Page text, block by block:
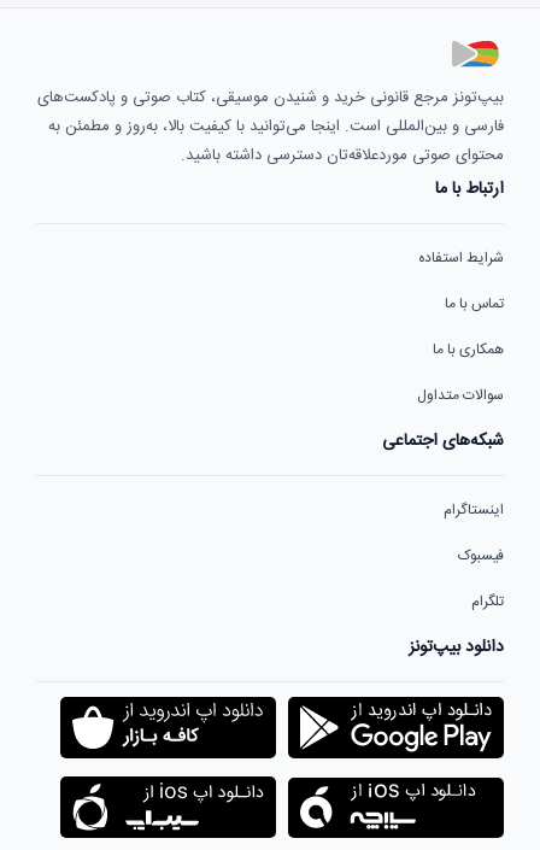
بیپ‌تونز مرجع قانونی خرید و شنیدن موسیقی، کتاب صوتی و پادکست‌های
فارسی و بین‌المللی است. اینجا می‌توانید با کیفیت بالا، به‌روز و مطمئن به
محتوای صوتی موردعلاقه‌تان دسترسی داشته باشید.
ارتباط با ما
شرایط استفاده
تماس با ما
همکاری با ما
سوالات متداول
شبکه‌های اجتماعی
اینستاگرام
فیسبوک
تلگرام
دانلود بیپ‌تونز